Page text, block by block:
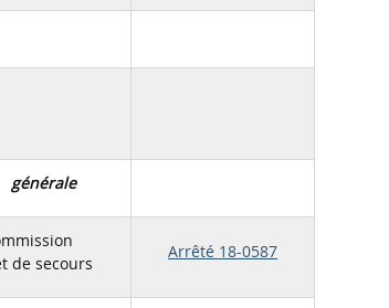
générale
de secours
Arrêté 18-0587